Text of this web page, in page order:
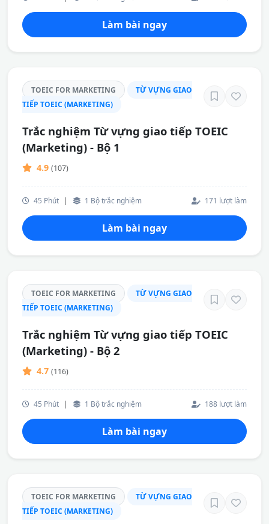
Làm bài ngay
TOEIC FOR MARKETING
TỪ VỰNG GIAO
TIẾP TOEIC (MARKETING)
Trắc nghiệm Từ vựng giao tiếp TOEIC
(Marketing) - Bộ 1
4.9 (107)
45 Phút | 1 Bộ trắc nghiệm 171 lượt làm
Làm bài ngay
TOEIC FOR MARKETING
TỪ VỰNG GIAO
TIẾP TOEIC (MARKETING)
Trắc nghiệm Từ vựng giao tiếp TOEIC
(Marketing) - Bộ 2
4.7 (116)
45 Phút | 1 Bộ trắc nghiệm 188 lượt làm
Làm bài ngay
TOEIC FOR MARKETING
TỪ VỰNG GIAO
TIẾP TOEIC (MARKETING)